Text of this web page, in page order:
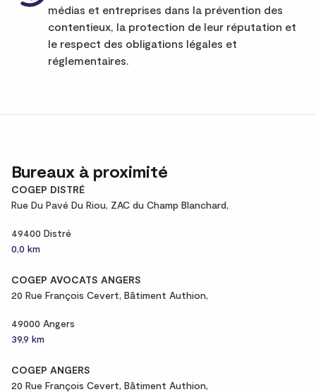
médias et entreprises dans la prévention des
contentieux, la protection de leur réputation et
le respect des obligations légales et
réglementaires.
Bureaux à proximité
COGEP DISTRÉ
Rue Du Pavé Du Riou, ZAC du Champ Blanchard,
49400 Distré
0,0 km
COGEP AVOCATS ANGERS
20 Rue François Cevert, Bâtiment Authion,
49000 Angers
39,9 km
COGEP ANGERS
20 Rue François Cevert, Bâtiment Authion,